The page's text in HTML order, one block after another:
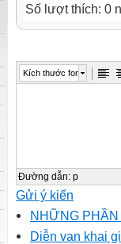
Số lượt thích: 0
Kích thước font
Đường dẫn: p
Gửi ý kiến
NHỮNG PHẦN
Diễn va­n khai